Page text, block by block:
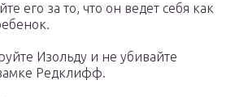
его за то, что он ведет себя как
Изольду и не убивайте
Редклифф.